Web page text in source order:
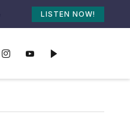
LISTEN NOW!